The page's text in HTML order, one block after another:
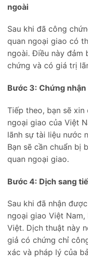
ngoài
Sau khi đã công
quan ngoại giao có
ngoài. Điều này đảm
chứng và có giá trị
Bước 3: Chứng
Tiếp theo, bạn sẽ
ngoại giao của Việt
lãnh sự tài liệu nước
Bạn sẽ cần chuẩn bị
quan ngoại giao.
Bước 4: Dịch sang
Sau khi đã nhận
ngoại giao Việt
Việt. Dịch thuật này
giả có chứng chỉ
xác và pháp lý của